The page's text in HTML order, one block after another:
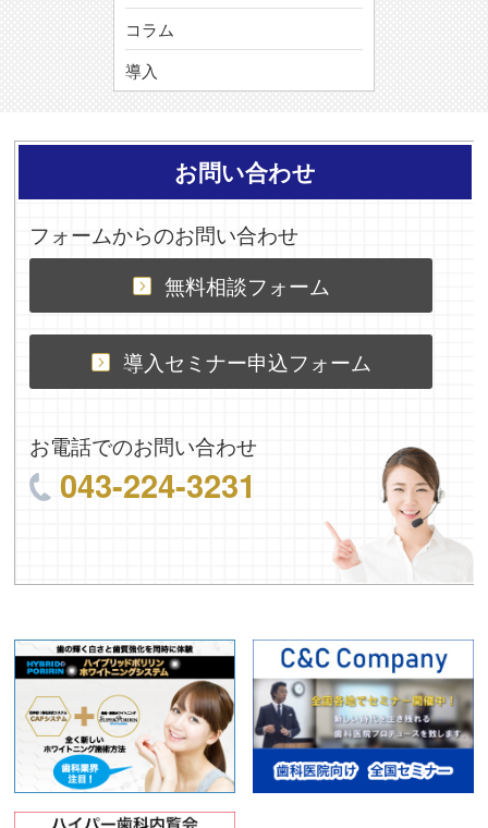
コラム
導入
お問い合わせ
フォームからのお問い合わせ
無料相談フォーム
導入セミナー申込フォーム
お電話でのお問い合わせ
043-224-3231